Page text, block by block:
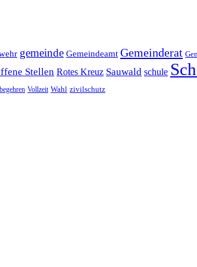
gemeinde Gemeindeamt Gemeinderat
Stellen Rotes Kreuz Sauwald schule
Vollzeit Wahl zivilschutz